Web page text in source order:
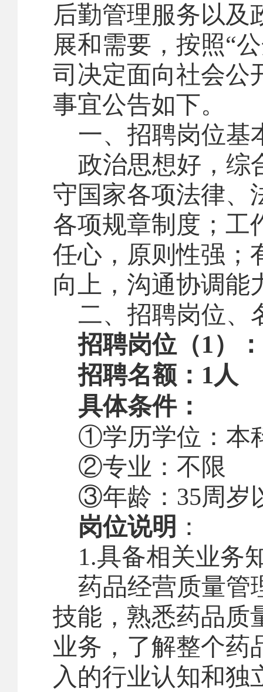
后勤管理服务以及
展和需要 ， 按照“
司决定面向社会公
事宜公告如下。
一、招聘岗位基
政治思想好，综
守国家各项法律、
各项规章制度；工
任心，原则性强；
向上，沟通协调能
二、 招聘岗位、
招聘岗位（1）
招聘名额： 1人
具体条件：
①学历学位：本
②专业：不限
③年龄： 35周岁
岗位说明 ：
1.具备相关业务
药品经营质量管
技能，熟悉药品质
业务，了解整个药
入的行业认知和独